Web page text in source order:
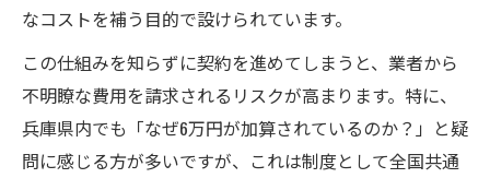
なコストを補う目的で設けられています。
この仕組みを知らずに契約を進めてしまうと、業者から
不明瞭な費用を請求されるリスクが高まります。特に、
兵庫県内でも「なぜ6万円が加算されているのか？」と疑
問に感じる方が多いですが、これは制度として全国共通